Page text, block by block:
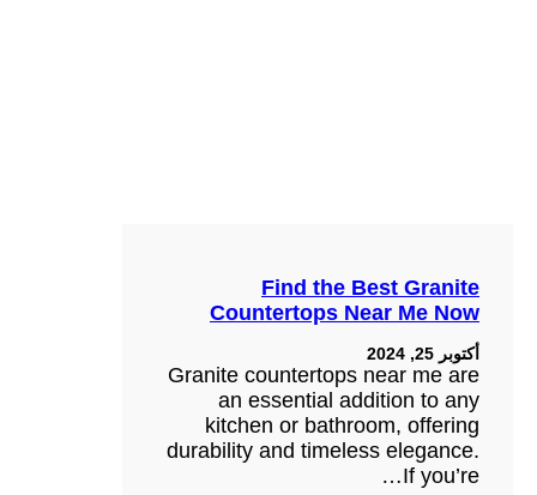
Find the Best Granite
Countertops Near Me Now
أكتوبر 25, 2024
Granite countertops near me are
an essential addition to any
kitchen or bathroom, offering
durability and timeless elegance.
If you’re…